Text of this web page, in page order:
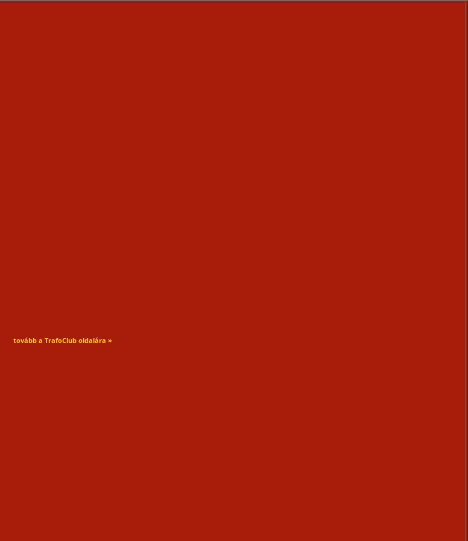
tovább a TrafoClub oldalára »